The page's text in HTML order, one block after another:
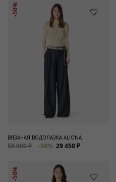
-50%
ВЯЗАНАЯ ВОДОЛАЗКА ALIONA
58 900 ₽ -50% 29 450 ₽
-50%